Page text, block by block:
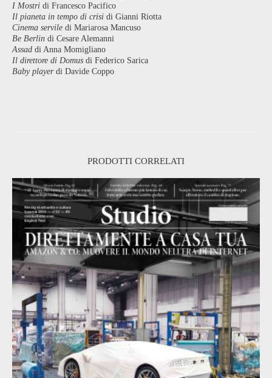
I Mostri di Francesco Pacifico
Il pianeta in tempo di crisi di Gianni Riotta
Cinema servile di Mariarosa Mancuso
Be Berlin di Cesare Alemanni
Assad di Anna Momigliano
Il direttore di Domus di Federico Sarica
Baby playerdi Davide Coppo
PRODOTTI CORRELATI